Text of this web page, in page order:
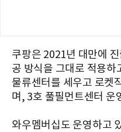
쿠팡은 2021년 대만에
공 방식을 그대로 적용하
물류센터를 세우고 로켓
며, 3호 풀필먼트센터 운
와우멤버십도 운영하고